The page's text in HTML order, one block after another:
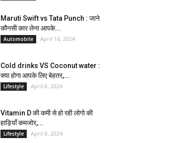
Maruti Swift vs Tata Punch : जाने
कौनसी कार लेना आपके...
Automobile April 16, 2024
Cold drinks VS Coconut water :
क्या होगा आपके लिए बेहतर,...
Lifestyle April 8, 2024
Vitamin D की कमी से हो रही लोगो की
हाड़ियाँ कमजोर,...
Lifestyle April 8, 2024